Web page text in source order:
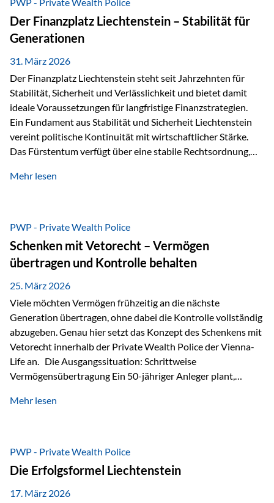
heißt das:Diese Gelder gehören im Konkursfall nicht zur
allgemeinen Konkursmasse, sondern werden ausschließlich
zur Erfüllung…
Der Finanzplatz Liechtenstein – Stabilität für
Generationen
31. März 2026
Der Finanzplatz Liechtenstein steht seit Jahrzehnten für
Stabilität, Sicherheit und Verlässlichkeit und bietet damit
ideale Voraussetzungen für langfristige Finanzstrategien.
Ein Fundament aus Stabilität und Sicherheit Liechtenstein
vereint politische Kontinuität mit wirtschaftlicher Stärke.
Das Fürstentum verfügt über eine stabile Rechtsordnung,
monarchischen Elementen basiert. Diese Struktur schafft
und Unternehmen. Ein wesentliches Merkmal ist die
Staatsfinanzierung: Liechtenstein weist keine
Staatsschulden auf, und der Schutz der wirtschaftlichen
Interessen der Bevölkerung ist in der Verfassung verankert.
Besonders hervorzuheben ist hierbei Artikel 14 der
liechtensteinischen Verfassung. Darin…
Mehr lesen
PWP - Private Wealth Police
Schenken mit Vetorecht – Vermögen
übertragen und Kontrolle behalten
25. März 2026
Viele möchten Vermögen frühzeitig an die nächste
Generation übertragen, ohne dabei die Kontrolle vollständig
abzugeben. Genau hier setzt das Konzept des Schenkens mit
Vetorecht innerhalb der Private Wealth Police der Vienna-
Life an. Die Ausgangssituation: Schrittweise
Vermögensübertragung Ein 50-jähriger Anleger plant,
der steuerliche Freibetrag optimal genutzt werden, sondern
strukturierte, langfristige Vermögensübertragung, ohne die
Kontrolle vollständig aus der Hand zu geben. Die Lösung:
Abschmelzung mit Vetorecht Die Umsetzung erfolgt über die
Private Wealth Police…
Mehr lesen
PWP - Private Wealth Police
Die Erfolgsformel Liechtenstein
17. März 2026